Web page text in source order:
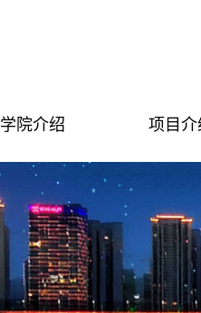
学院介绍 项目介